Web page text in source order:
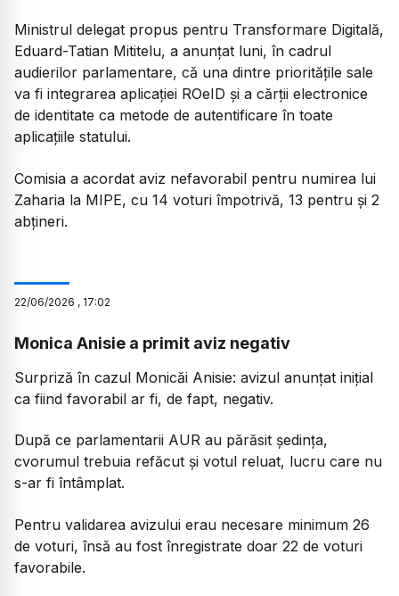
Ministrul delegat propus pentru Transformare Digitală,
Eduard-Tatian Mititelu, a anunțat luni, în cadrul
audierilor parlamentare, că una dintre prioritățile sale
va fi integrarea aplicației ROeID și a cărții electronice
de identitate ca metode de autentificare în toate
aplicațiile statului.
Comisia a acordat aviz nefavorabil pentru numirea lui
Zaharia la MIPE, cu 14 voturi împotrivă, 13 pentru și 2
abțineri.
22/06/2026 , 17:02
Monica Anisie a primit aviz negativ
Surpriză în cazul Monicăi Anisie: avizul anunțat inițial
ca fiind favorabil ar fi, de fapt, negativ.
După ce parlamentarii AUR au părăsit ședința,
cvorumul trebuia refăcut și votul reluat, lucru care nu
s-ar fi întâmplat.
Pentru validarea avizului erau necesare minimum 26
de voturi, însă au fost înregistrate doar 22 de voturi
favorabile.